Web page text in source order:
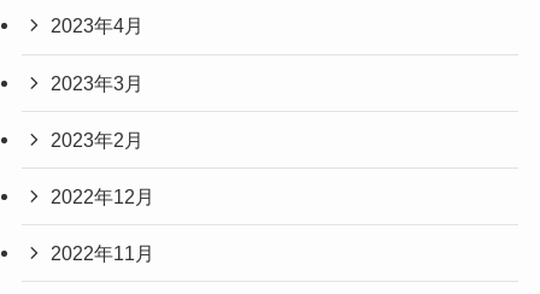
2023年4月
2023年3月
2023年2月
2022年12月
2022年11月